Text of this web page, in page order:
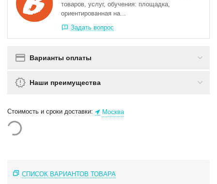
товаров, услуг, обучения: площадка,
ориентированная на...
Задать вопрос
Варианты оплаты
Наши преимущества
Стоимость и сроки доставки: Москва
СПИСОК ВАРИАНТОВ ТОВАРА